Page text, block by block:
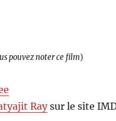
pouvez noter ce film)
Raysur le site